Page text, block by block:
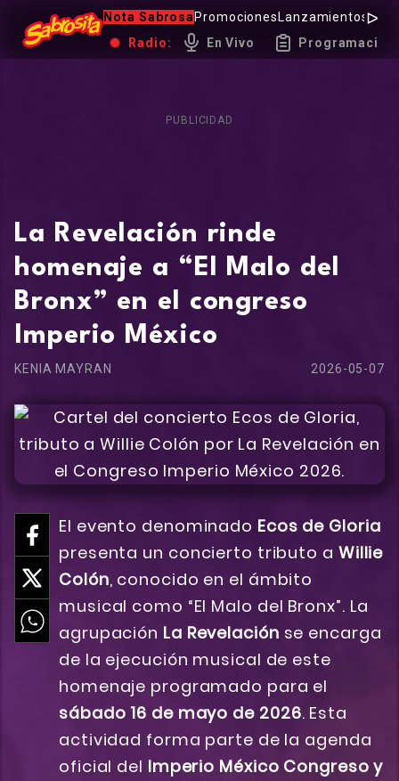
Nota Sabrosa Promociones LanzamientosHot
Radio:
En Vivo Programación
PUBLICIDAD
La Revelación rinde
homenaje a “El Malo del
Bronx” en el congreso
Imperio México
KENIA MAYRAN 2026-05-07
El evento denominado Ecos de Gloria
presenta un concierto tributo a Willie
Colón, conocido en el ámbito
musical como “El Malo del Bronx”. La
agrupación La Revelación se encarga
de la ejecución musical de este
homenaje programado para el
sábado 16 de mayo de 2026. Esta
actividad forma parte de la agenda
oficial del Imperio México Congreso y